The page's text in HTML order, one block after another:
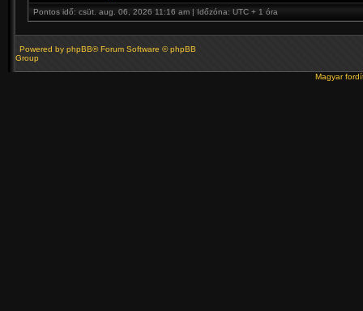
Pontos idő: csüt. aug. 06, 2026 11:16 am | Időzóna: UTC + 1 óra
Powered by phpBB® Forum Software © phpBB
Group
Magyar